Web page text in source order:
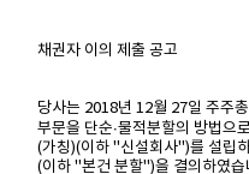
채권자 이의 제출 공고
당사는 2018년 12월 27일 주주
부문을 단순∙물적분할의 방법으
(가칭)(이하 "신설회사")를 설립
(이하 "본건 분할")을 결의하였습